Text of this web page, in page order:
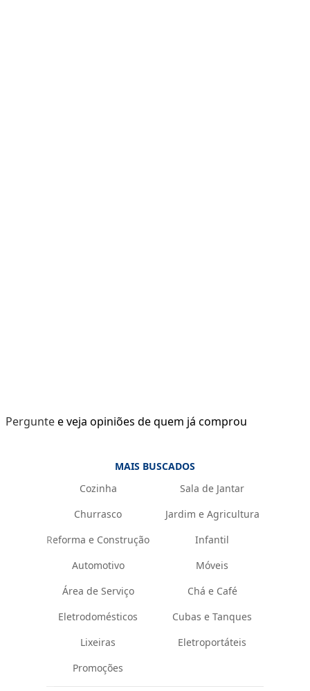
Pergunte e veja opiniões de quem já comprou
MAIS BUSCADOS
Cozinha
Sala de Jantar
Churrasco
Jardim e Agricultura
Reforma e Construção
Infantil
Automotivo
Móveis
Área de Serviço
Chá e Café
Eletrodomésticos
Cubas e Tanques
Lixeiras
Eletroportáteis
Promoções